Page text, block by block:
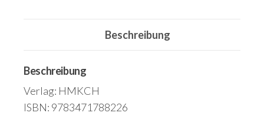
Beschreibung
Beschreibung
Verlag: HMKCH
ISBN: 9783471788226